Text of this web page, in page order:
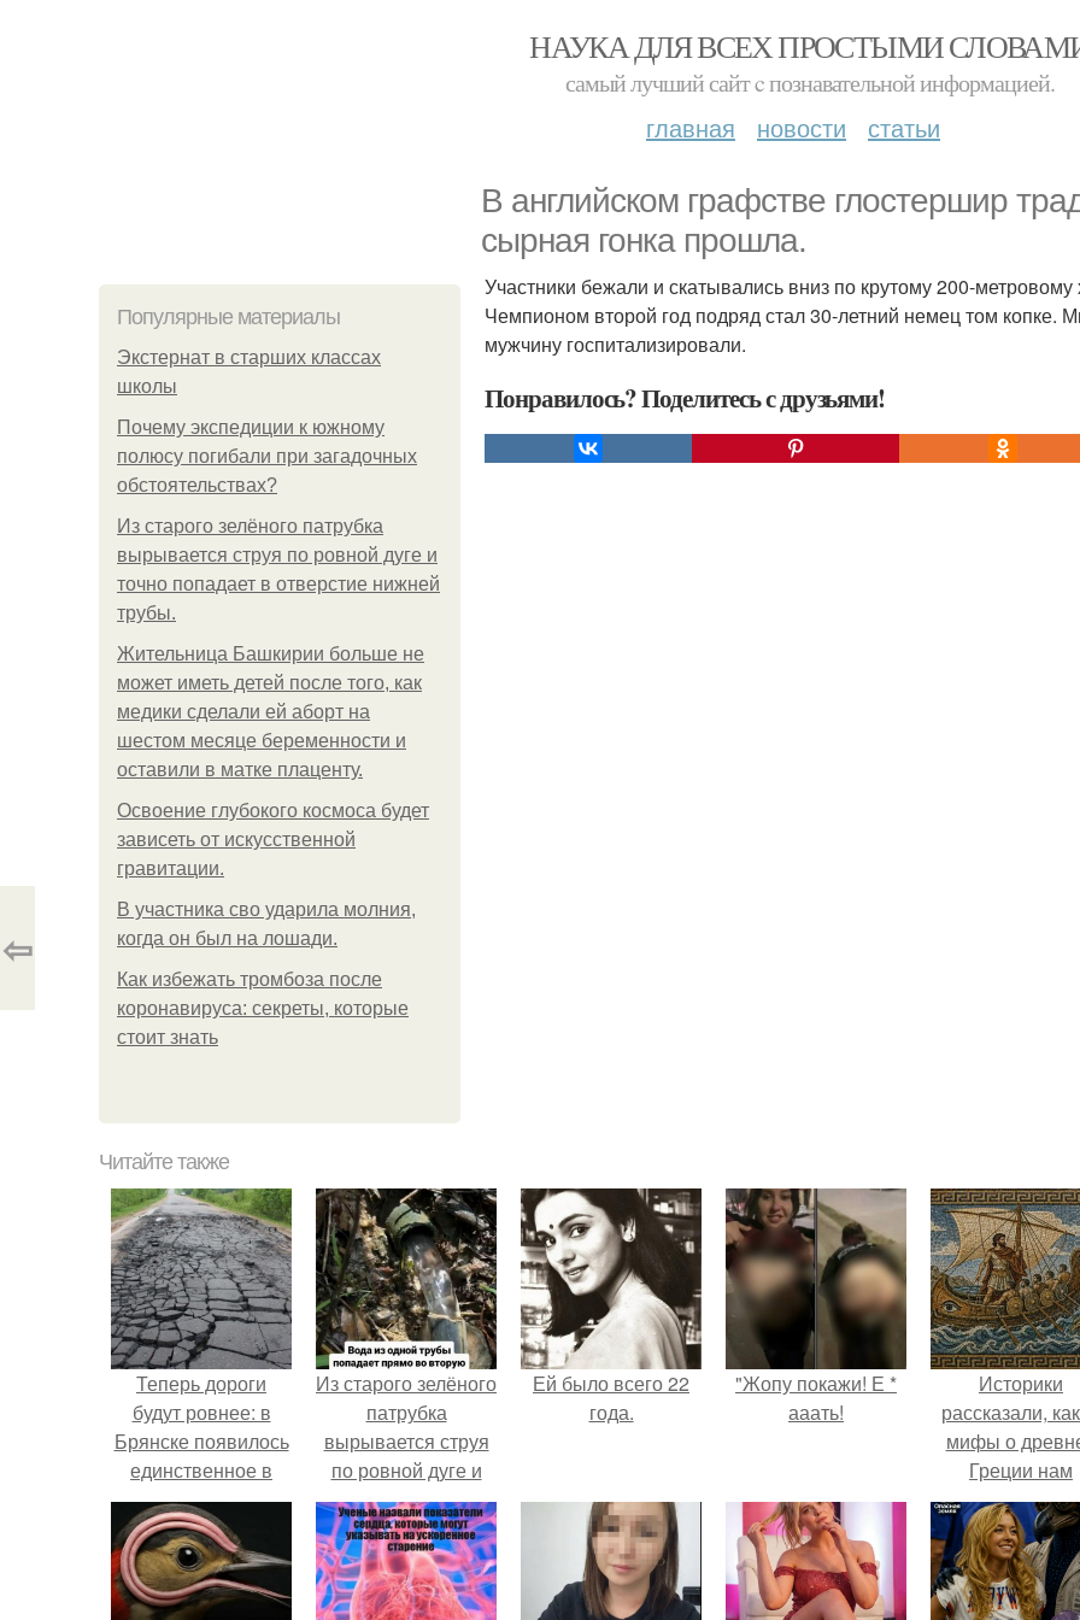
НАУКА ДЛЯ ВСЕХ ПРОСТЫМИ
самый лучший сайт c познавательной информацией.
главная новости статьи
В английском графстве глостершир
сырная гонка прошла.
Популярные материалы
Экстернат в старших классах
школы
Почему экспедиции к южному
полюсу погибали при загадочных
обстоятельствах?
Из старого зелёного патрубка
вырывается струя по ровной дуге и
точно попадает в отверстие нижней
трубы.
Жительница Башкирии больше не
может иметь детей после того, как
медики сделали ей аборт на
шестом месяце беременности и
оставили в матке плаценту.
Освоение глубокого космоса будет
зависеть от искусственной
гравитации.
В участника сво ударила молния,
когда он был на лошади.
Как избежать тромбоза после
коронавируса: секреты, которые
стоит знать
Участники бежали и скатывались вниз по крутому 200-
Чемпионом второй год подряд стал 30-летний немец том копке.
мужчину госпитализировали.
Понравилось? Поделитесь с друзьями!
⇦
Читайте также
Теперь дороги
будут ровнее: в
Брянске появилось
единственное в
нашей стране
серийное
производство
асфальтоукладчиков.
Из старого зелёного
патрубка
вырывается струя
по ровной дуге и
точно попадает в
отверстие нижней
трубы.
Ей было всего 22
года.
"Жопу покажи! Е *
ааать!
Историки
рассказали,
мифы о
Греции нам
навязало